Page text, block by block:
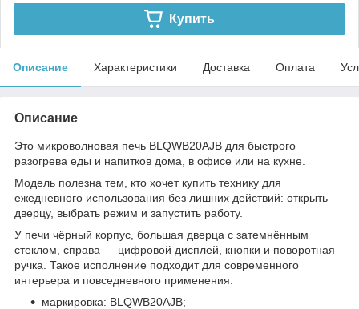
Купить
Описание Характеристики Доставка Оплата
Описание
Это микроволновая печь BLQWB20AJB для быстрого
разогрева еды и напитков дома, в офисе или на кухне.
Модель полезна тем, кто хочет купить технику для
ежедневного использования без лишних действий: открыть
дверцу, выбрать режим и запустить работу.
У печи чёрный корпус, большая дверца с затемнённым
стеклом, справа — цифровой дисплей, кнопки и поворотная
ручка. Такое исполнение подходит для современного
интерьера и повседневного применения.
маркировка: BLQWB20AJB;